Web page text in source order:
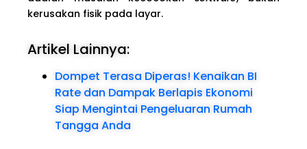
kerusakan fisik pada layar.
Artikel Lainnya:
Dompet Terasa Diperas! Kenaikan BI
Rate dan Dampak Berlapis Ekonomi
Siap Mengintai Pengeluaran Rumah
Tangga Anda